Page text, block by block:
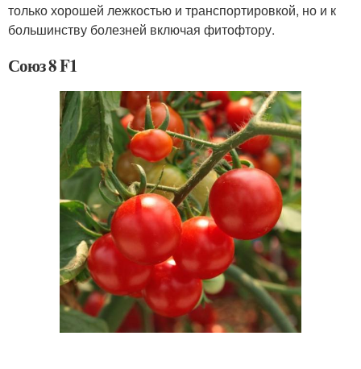
только хорошей лежкостью и транспортировкой, но и к
большинству болезней включая фитофтору.
Союз 8 F1